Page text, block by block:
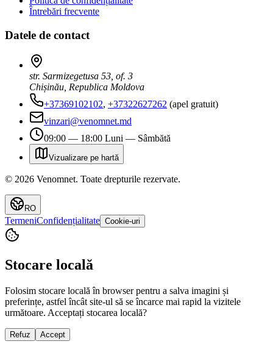
Întrebări frecvente
Datele de contact
str. Sarmizegetusa 53, of. 3
Chișinău, Republica Moldova
+37369102102, +37322627262 (apel gratuit)
vinzari@venomnet.md
09:00 — 18:00 Luni — Sâmbătă
Vizualizare pe hartă
© 2026 Venomnet. Toate drepturile rezervate.
RO
TermeniConfidențialitate Cookie-uri
Stocare locală
Folosim stocare locală în browser pentru a salva imagini și
preferințe, astfel încât site-ul să se încarce mai rapid la vizitele
următoare. Acceptați stocarea locală?
Refuz Accept